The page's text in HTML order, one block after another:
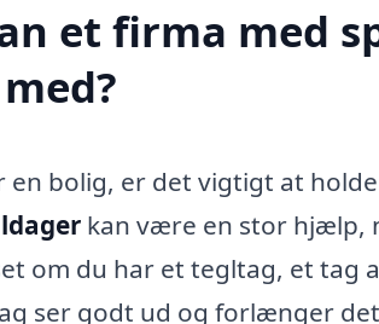
et firma med
en bolig, er det vigtigt at
kan være en stor hjælp,
om du har et tegltag, et tag
ser godt ud og forlænger